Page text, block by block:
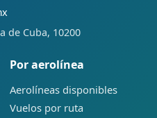
de Cuba, 10200
Por aerolínea
Aerolíneas disponibles
Vuelos por ruta